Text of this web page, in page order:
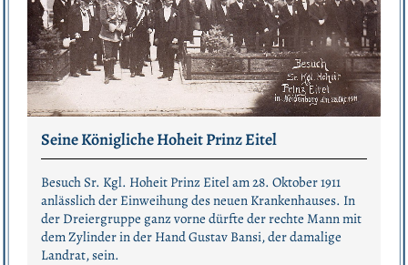
Seine Königliche Hoheit Prinz Eitel
Besuch Sr. Kgl. Hoheit Prinz Eitel am 28. Oktober 1911
anlässlich der Einweihung des neuen Krankenhauses. In
der Dreiergruppe ganz vorne dürfte der rechte Mann mit
dem Zylinder in der Hand Gustav Bansi, der damalige
Landrat, sein.